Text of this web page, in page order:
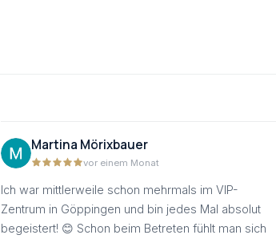
Martina Mörixbauer
vor einem Monat
Ich war mittlerweile schon mehrmals im VIP-
Zentrum in Göppingen und bin jedes Mal absolut
begeistert! 😊 Schon beim Betreten fühlt man sich